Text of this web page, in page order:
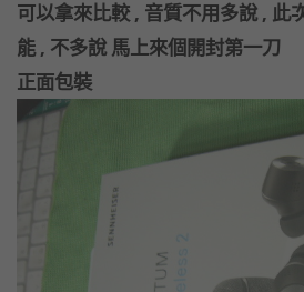
可以拿來比較 , 音質不用多說 , 此
能 , 不多說 馬上來個開封第一刀
正面包裝